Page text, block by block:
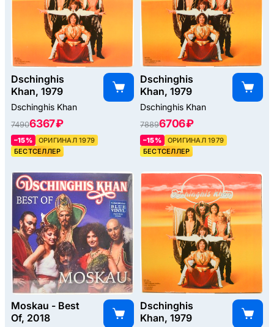
Dschinghis
Khan, 1979
Dschinghis Khan
74906367 ₽
–15%
ОРИГИНАЛ 1979
БЕСТСЕЛЛЕР
Dschinghis
Khan, 1979
Dschinghis Khan
78896706 ₽
–15%
ОРИГИНАЛ 1979
БЕСТСЕЛЛЕР
Moskau - Best
Of, 2018
Dschinghis
Khan, 1979